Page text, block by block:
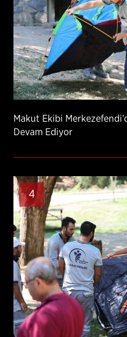
Makut Ekibi
Devam Ediyor
4